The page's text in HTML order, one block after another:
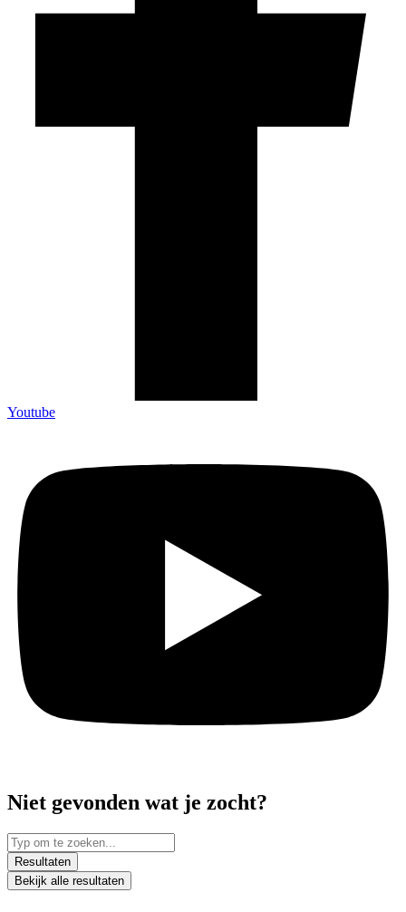
Youtube
Niet gevonden wat je zocht?
Search
...Resultaten
Bekijk alle resultaten